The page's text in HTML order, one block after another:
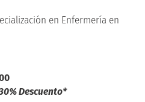
en Enfermería en
Descuento*